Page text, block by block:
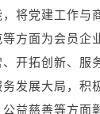
将党建工作与
方面为会员企
开拓创新、服
发展大局，积
益慈善等方面